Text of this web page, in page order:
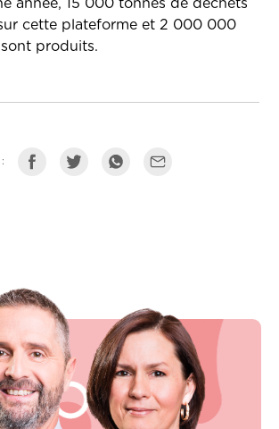
année, 15 000 tonnes de déchets
cette plateforme et 2 000 000
produits.